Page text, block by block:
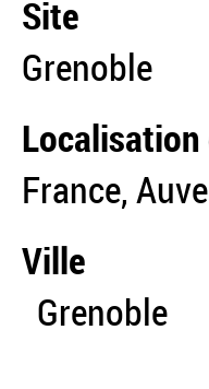
Site
Grenoble
Localisation
France,
Ville
Grenoble